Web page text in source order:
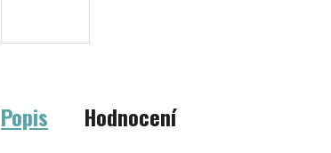
Popis Hodnocení